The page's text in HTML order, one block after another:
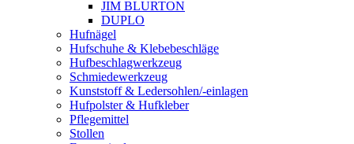
JIM BLURTON
DUPLO
Hufnägel
Hufschuhe & Klebebeschläge
Hufbeschlagwerkzeug
Schmiedewerkzeug
Kunststoff & Ledersohlen/-einlagen
Hufpolster & Hufkleber
Pflegemittel
Stollen